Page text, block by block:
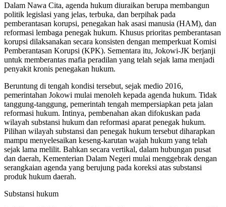
Dalam Nawa Cita, agenda hukum diuraikan berupa membangun
politik legislasi yang jelas, terbuka, dan berpihak pada
pemberantasan korupsi, penegakan hak asasi manusia (HAM), dan
reformasi lembaga penegak hukum. Khusus prioritas pemberantasan
korupsi dilaksanakan secara konsisten dengan memperkuat Komisi
Pemberantasan Korupsi (KPK). Sementara itu, Jokowi-JK berjanji
untuk memberantas mafia peradilan yang telah sejak lama menjadi
penyakit kronis penegakan hukum.
Beruntung di tengah kondisi tersebut, sejak medio 2016,
pemerintahan Jokowi mulai menoleh kepada agenda hukum. Tidak
tanggung-tanggung, pemerintah tengah mempersiapkan peta jalan
reformasi hukum. Intinya, pembenahan akan difokuskan pada
wilayah substansi hukum dan reformasi aparat penegak hukum.
Pilihan wilayah substansi dan penegak hukum tersebut diharapkan
mampu menyelesaikan keseng-karutan wajah hukum yang telah
sejak lama melilit. Bahkan secara vertikal, dalam hubungan pusat
dan daerah, Kementerian Dalam Negeri mulai menggebrak dengan
serangkaian agenda yang berujung pada koreksi atas substansi
produk hukum daerah.
Substansi hukum